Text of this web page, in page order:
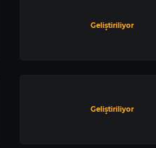
Geliştiriliyor
Geliştiriliyor